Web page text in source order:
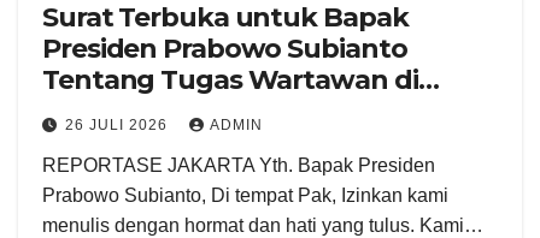
Surat Terbuka untuk Bapak
Presiden Prabowo Subianto
Tentang Tugas Wartawan di
Rumah Demokrasi Kita
26 JULI 2026 ADMIN
REPORTASE JAKARTA Yth. Bapak Presiden
Prabowo Subianto, Di tempat Pak, Izinkan kami
menulis dengan hormat dan hati yang tulus. Kami…